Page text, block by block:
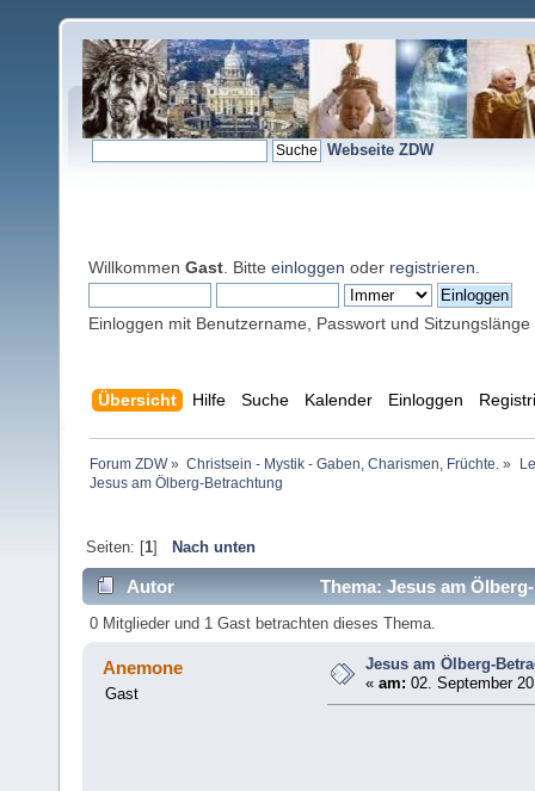
Webseite ZDW
Willkommen Gast . Bitte einloggen oder registrieren
Einloggen mit Benutzername, Passwort und Sitzungslänge
Übersicht Hilfe Suche Kalender Einloggen
Forum ZDW» Christsein - Mystik - Gaben, Charismen, Früchte. »
Jesus am Ölberg-Betrachtung
Seiten: [1] Nach unten
Autor Thema: Jesus am
0 Mitglieder und 1 Gast betrachten dieses Thema.
Anemone
Gast
Jesus am Ölberg-
«am: 02. September